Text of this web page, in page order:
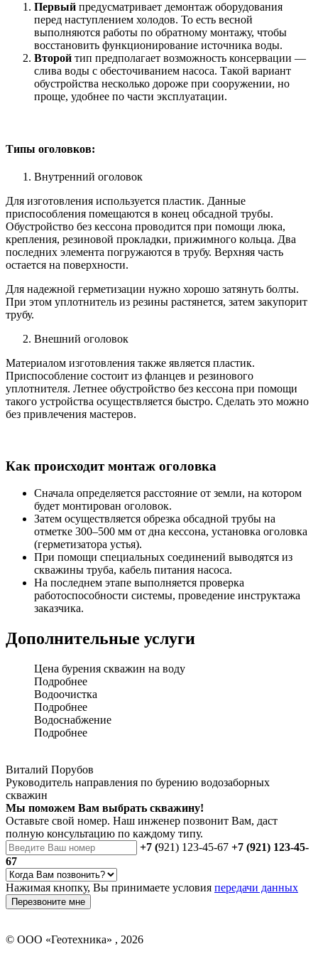
Первый предусматривает демонтаж оборудования
перед наступлением холодов. То есть весной
выполняются работы по обратному монтажу, чтобы
восстановить функционирование источника воды.
Второй тип предполагает возможность консервации —
слива воды с обесточиванием насоса. Такой вариант
обустройства несколько дороже при сооружении, но
проще, удобнее по части эксплуатации.
Типы оголовков:
Внутренний оголовок
Для изготовления используется пластик. Данные
приспособления помещаются в конец обсадной трубы.
Обустройство без кессона проводится при помощи люка,
крепления, резиновой прокладки, прижимного кольца. Два
последних элемента погружаются в трубу. Верхняя часть
остается на поверхности.
Для надежной герметизации нужно хорошо затянуть болты.
При этом уплотнитель из резины растянется, затем закупорит
трубу.
Внешний оголовок
Материалом изготовления также является пластик.
Приспособление состоит из фланцев и резинового
уплотнителя. Летнее обустройство без кессона при помощи
такого устройства осуществляется быстро. Сделать это можно
без привлечения мастеров.
Как происходит монтаж оголовка
Сначала определяется расстояние от земли, на котором
будет монтирован оголовок.
Затем осуществляется обрезка обсадной трубы на
отметке 300–500 мм от дна кессона, установка оголовка
(герметизатора устья).
При помощи специальных соединений выводятся из
скважины труба, кабель питания насоса.
На последнем этапе выполняется проверка
работоспособности системы, проведение инструктажа
заказчика.
Дополнительные услуги
Цена бурения скважин на воду
Подробнее
Водоочистка
Подробнее
Водоснабжение
Подробнее
Виталий Порубов
Руководитель направления по бурению водозаборных
скважин
Мы поможем Вам выбрать скважину!
Оставьте свой номер. Наш инженер позвонит Вам, даст
полную консультацию по каждому типу.
+7 (921) 123-45-67 +7 (921) 123-45-
67
Нажимая кнопку, Вы принимаете условия передачи данных
Перезвоните мне
© ООО «Геотехника» , 2026